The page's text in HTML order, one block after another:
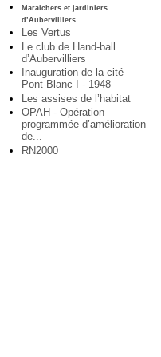
Maraichers et jardiniers
d’Aubervilliers
Les Vertus
Le club de Hand-ball
d’Aubervilliers
Inauguration de la cité
Pont-Blanc I - 1948
Les assises de l’habitat
OPAH - Opération
programmée d’amélioration
de...
RN2000